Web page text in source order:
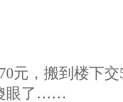
元，搬到楼下
眼了……